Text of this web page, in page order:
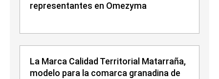
representantes en Omezyma
La Marca Calidad Territorial Matarraña,
modelo para la comarca granadina de